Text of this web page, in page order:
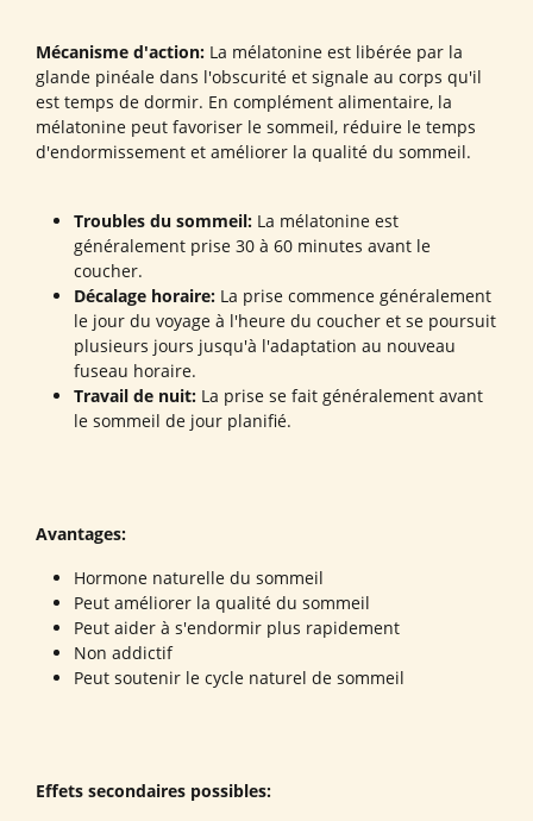
Mécanisme d'action: La mélatonine est libérée par la
glande pinéale dans l'obscurité et signale au corps qu'il
est temps de dormir. En complément alimentaire, la
mélatonine peut favoriser le sommeil, réduire le temps
d'endormissement et améliorer la qualité du sommeil.
Troubles du sommeil: La mélatonine est
généralement prise 30 à 60 minutes avant le
coucher.
Décalage horaire: La prise commence généralement
le jour du voyage à l'heure du coucher et se poursuit
plusieurs jours jusqu'à l'adaptation au nouveau
fuseau horaire.
Travail de nuit: La prise se fait généralement avant
le sommeil de jour planifié.
Avantages:
Hormone naturelle du sommeil
Peut améliorer la qualité du sommeil
Peut aider à s'endormir plus rapidement
Non addictif
Peut soutenir le cycle naturel de sommeil
Effets secondaires possibles: